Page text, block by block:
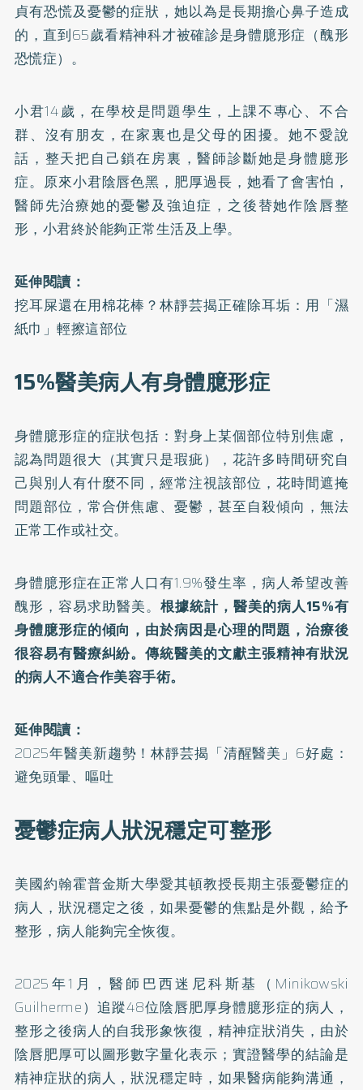
貞有恐慌及憂鬱的症狀，她以為是長期擔心鼻子造成
的，直到65歲看精神科才被確診是身體臆形症（醜形
恐慌症）。
小君14歲，在學校是問題學生，上課不專心、不合
群、沒有朋友，在家裏也是父母的困擾。她不愛說
話，整天把自己鎖在房裏，醫師診斷她是身體臆形
症。原來小君陰唇色黑，肥厚過長，她看了會害怕，
醫師先治療她的憂鬱及強迫症，之後替她作陰唇整
形，小君終於能夠正常生活及上學。
延伸閱讀：
挖耳屎還在用棉花棒？林靜芸揭正確除耳垢：用「濕
紙巾」輕擦這部位
15%醫美病人有身體臆形症
身體臆形症的症狀包括：對身上某個部位特別焦慮，
認為問題很大（其實只是瑕疵），花許多時間研究自
己與別人有什麼不同，經常注視該部位，花時間遮掩
問題部位，常合併焦慮、憂鬱，甚至自殺傾向，無法
正常工作或社交。
身體臆形症在正常人口有1.9%發生率，病人希望改善
醜形，容易求助醫美。 根據統計，醫美的病人15%有
身體臆形症的傾向，由於病因是心理的問題，治療後
很容易有醫療糾紛。傳統醫美的文獻主張精神有狀況
的病人不適合作美容手術。
延伸閱讀：
2025年醫美新趨勢！林靜芸揭「清醒醫美」6好處：
避免頭暈、嘔吐
憂鬱症病人狀況穩定可整形
美國約翰霍普金斯大學愛其頓教授長期主張憂鬱症的
病人，狀況穩定之後，如果憂鬱的焦點是外觀，給予
整形，病人能夠完全恢復。
2025年1月，醫師巴西迷尼科斯基（Minikowski
Guilherme）追蹤48位陰唇肥厚身體臆形症的病人，
整形之後病人的自我形象恢復，精神症狀消失，由於
陰唇肥厚可以圖形數字量化表示；實證醫學的結論是
精神症狀的病人，狀況穩定時，如果醫病能夠溝通，